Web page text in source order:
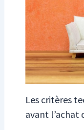
Les critères
avant l’achat